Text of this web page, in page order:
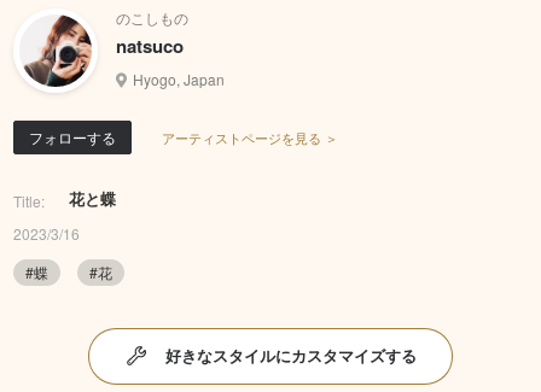
のこしもの
natsuco
Hyogo, Japan
フォローする アーティストページを見る ＞
Title: 花と蝶
2023/3/16
#蝶
#花
好きなスタイルにカスタマイズする